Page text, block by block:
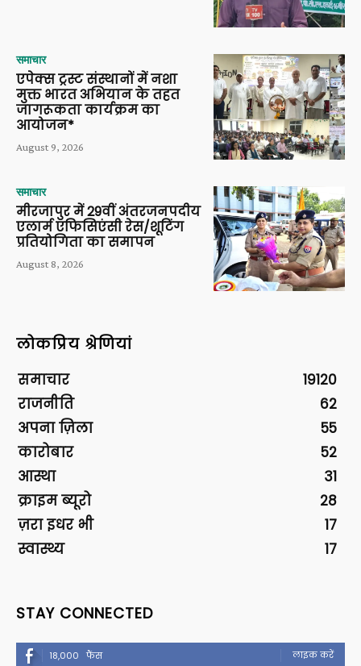
समाचार
एपेक्स ट्रस्ट संस्थानों में नशा
मुक्त भारत अभियान के तहत
जागरूकता कार्यक्रम का
आयोजन*
August 9, 2026
समाचार
मीरजापुर में 29वीं अंतरजनपदीय
एलार्म एफिसिएंसी रेस/शूटिंग
प्रतियोगिता का समापन
August 8, 2026
लोकप्रिय श्रेणियां
समाचार
19120
राजनीति
62
अपना ज़िला
55
कारोबार
52
आस्था
31
क्राइम ब्यूरो
28
ज़रा इधर भी
17
स्वास्थ्य
17
STAY CONNECTED
18,000 फैंस लाइक करें